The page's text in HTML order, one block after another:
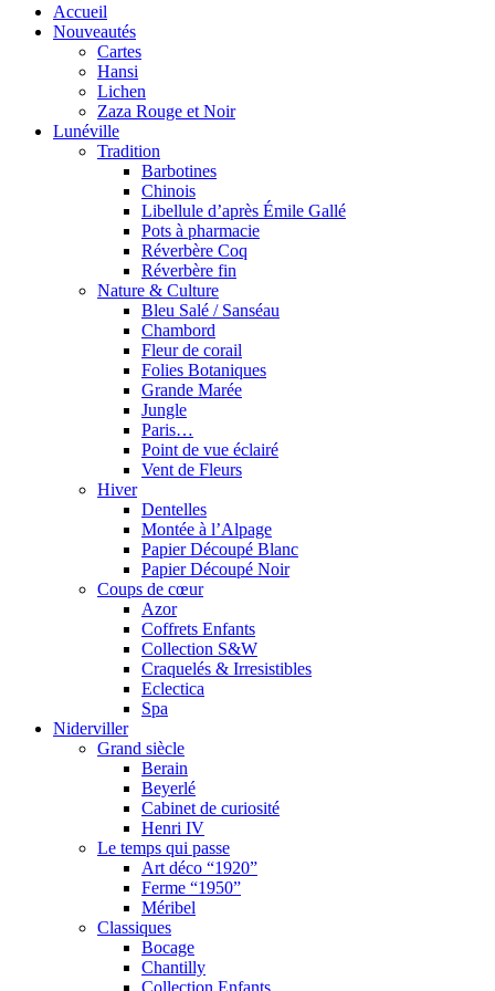
Accueil
Nouveautés
Cartes
Hansi
Lichen
Zaza Rouge et Noir
Lunéville
Tradition
Barbotines
Chinois
Libellule d’après Émile Gallé
Pots à pharmacie
Réverbère Coq
Réverbère fin
Nature & Culture
Bleu Salé / Sanséau
Chambord
Fleur de corail
Folies Botaniques
Grande Marée
Jungle
Paris…
Point de vue éclairé
Vent de Fleurs
Hiver
Dentelles
Montée à l’Alpage
Papier Découpé Blanc
Papier Découpé Noir
Coups de cœur
Azor
Coffrets Enfants
Collection S&W
Craquelés & Irresistibles
Eclectica
Spa
Niderviller
Grand siècle
Berain
Beyerlé
Cabinet de curiosité
Henri IV
Le temps qui passe
Art déco “1920”
Ferme “1950”
Méribel
Classiques
Bocage
Chantilly
Collection Enfants